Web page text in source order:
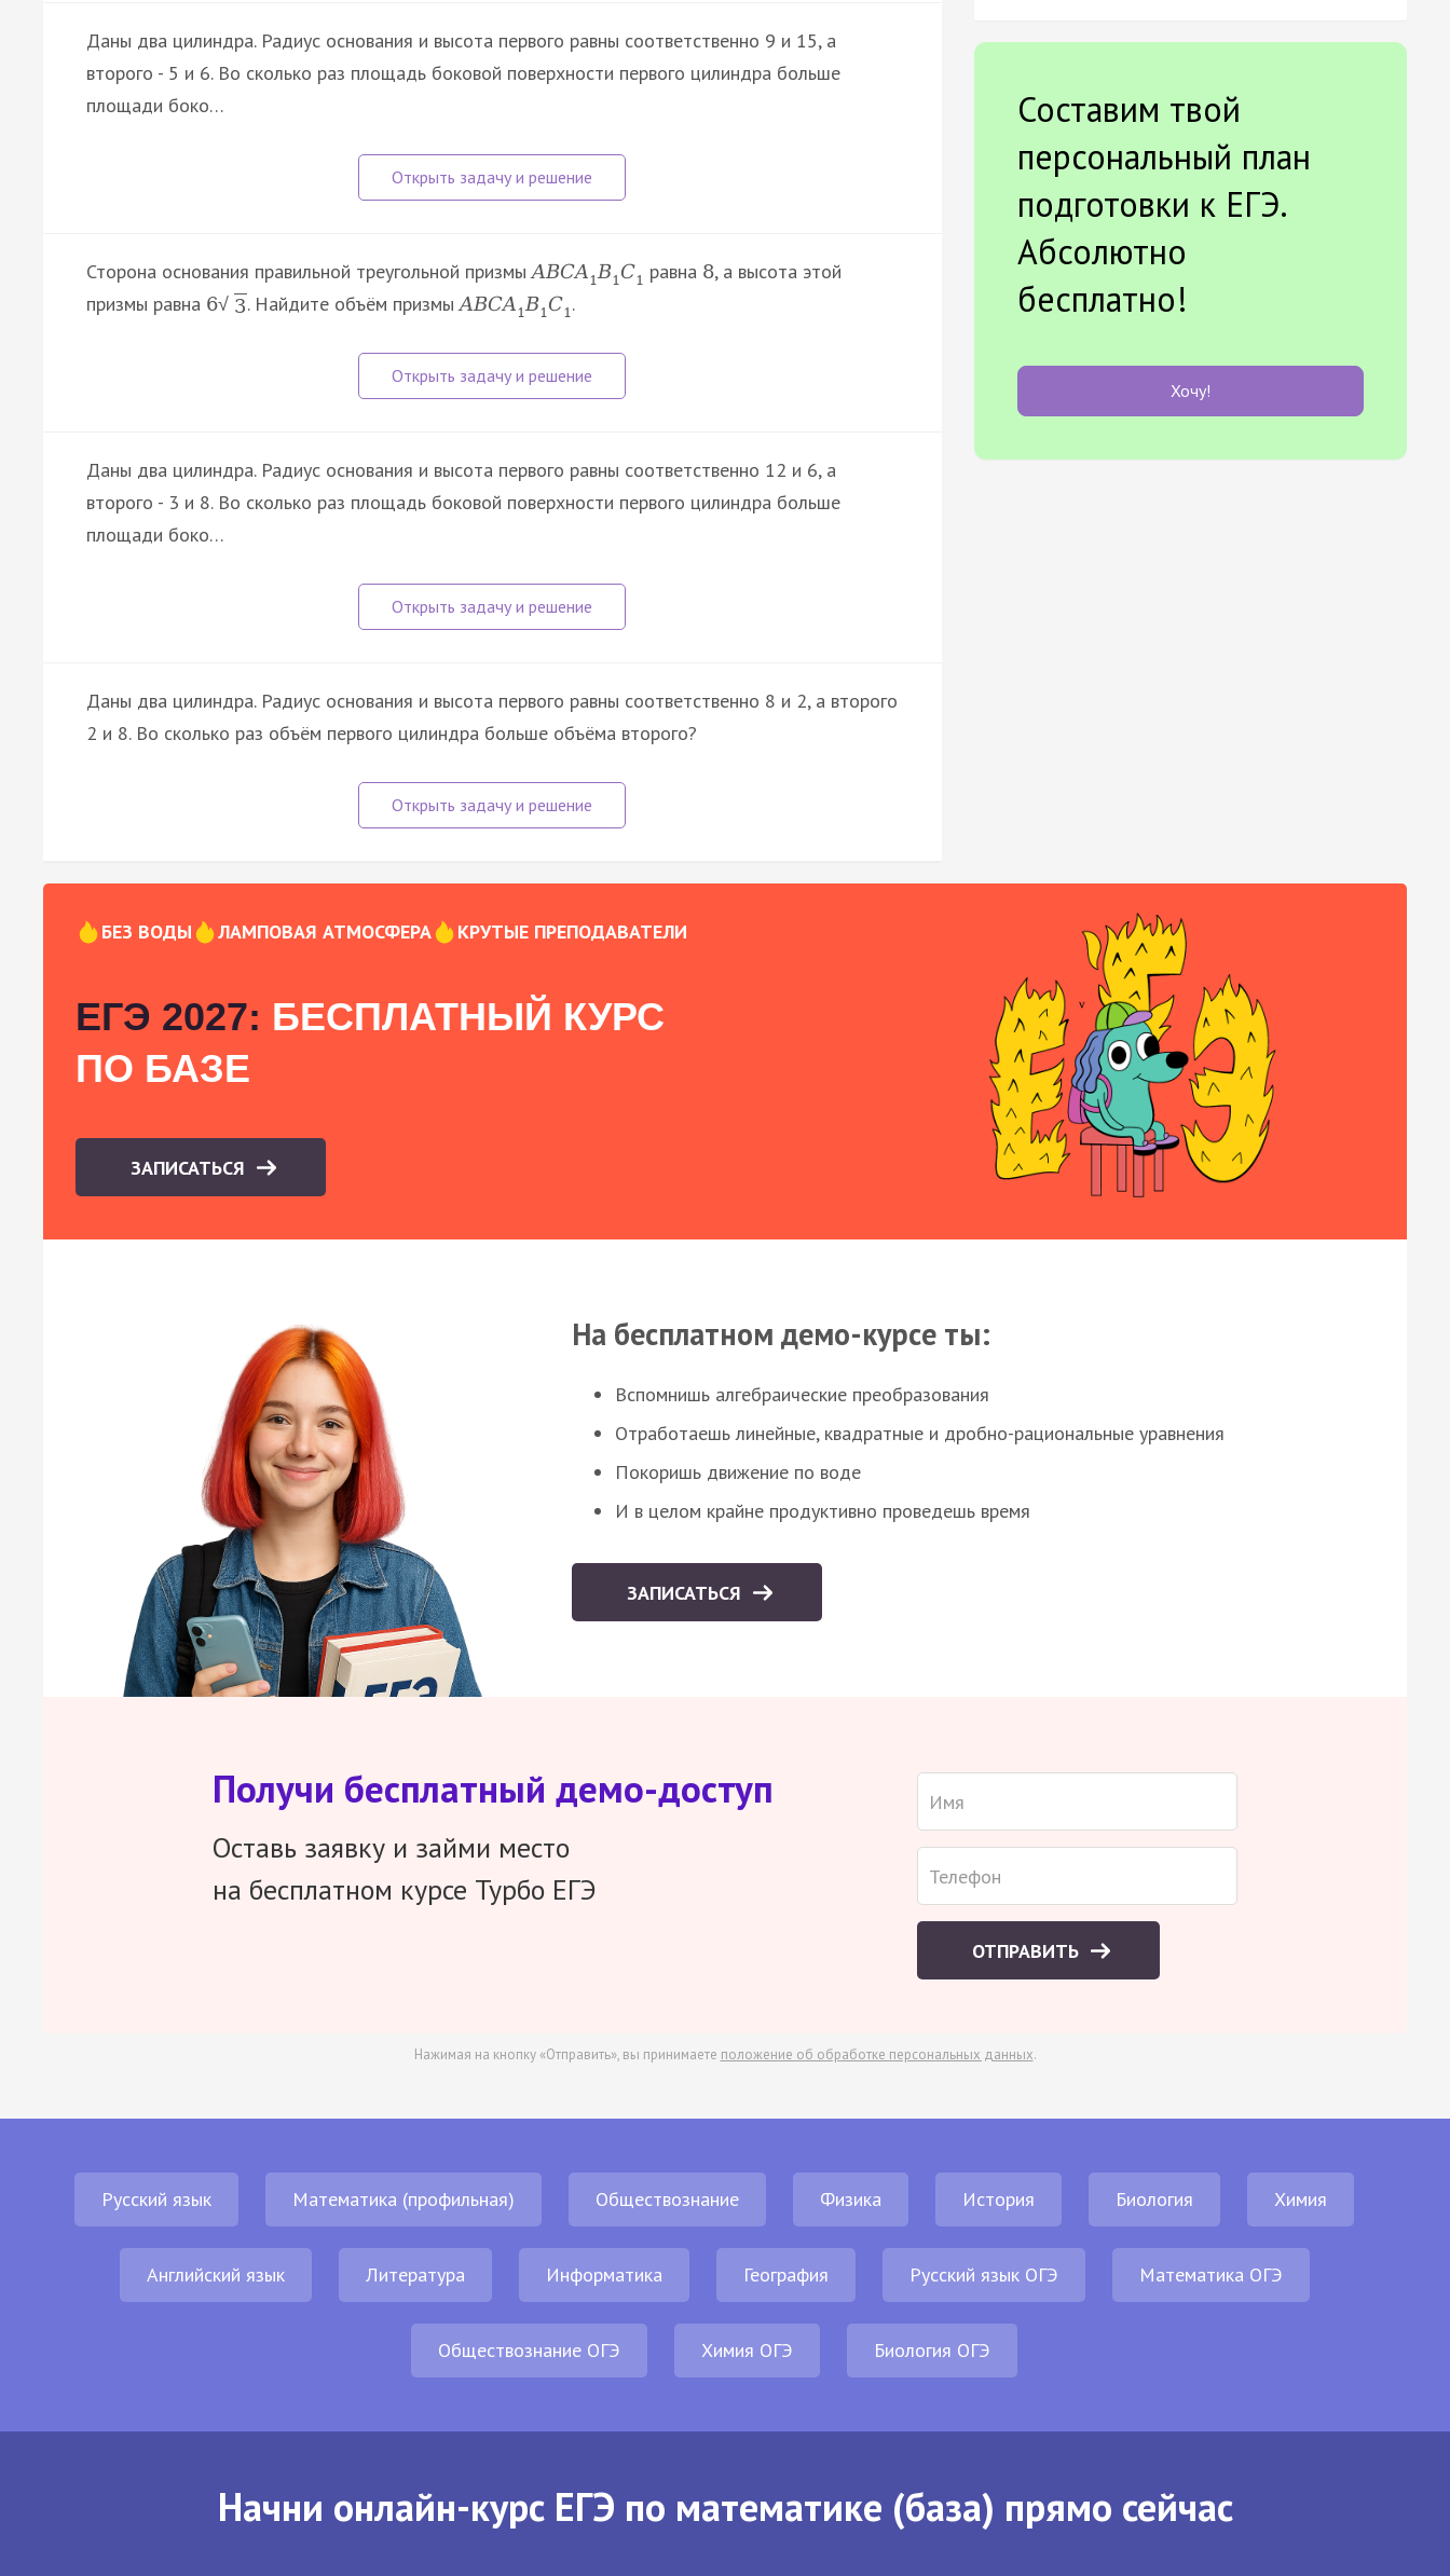
Даны два цилиндра. Радиус основания и высота первого равны соответственно 9 и 15, а
второго - 5 и 6. Во сколько раз площадь боковой поверхности первого цилиндра больше
площади боко…
Сторона основания правильной треугольной призмыABCA 1B1C1 равна 8, а высота этой
призмы равна 6√ 3. Найдите объём призмыABCA 1B1C1.
Даны два цилиндра. Радиус основания и высота первого равны соответственно 12 и 6, а
второго - 3 и 8. Во сколько раз площадь боковой поверхности первого цилиндра больше
площади боко…
Даны два цилиндра. Радиус основания и высота первого равны соответственно 8 и 2, а второго
2 и 8. Во сколько раз объём первого цилиндра больше объёма второго?
Составим твой
персональный план
подготовки к ЕГЭ.
Абсолютно
бесплатно!
Хочу!
БЕЗ ВОДЫ ЛАМПОВАЯ АТМОСФЕРА КРУТЫЕ ПРЕПОДАВАТЕЛИ
ЕГЭ 2027: БЕСПЛАТНЫЙ КУРС
ПО БАЗЕ
ЗАПИСАТЬСЯ
На бесплатном демо-курсе ты:
Вспомнишь алгебраические преобразования
Отработаешь линейные, квадратные и дробно-рациональные уравнения
Покоришь движение по воде
И в целом крайне продуктивно проведешь время
ЗАПИСАТЬСЯ
Получи бесплатный демо-доступ
Оставь заявку и займи место
на бесплатном курсе Турбо ЕГЭ
ОТПРАВИТЬ
Нажимая на кнопку «Отправить», вы принимаете положение об обработке персональных данных.
Русский язык Математика (профильная) Обществознание Физика История Биология Химия
Английский язык Литература Информатика География Русский язык ОГЭ Математика ОГЭ
Обществознание ОГЭ Химия ОГЭ Биология ОГЭ
Начни онлайн-курс ЕГЭ по математике (база) прямо сейчас